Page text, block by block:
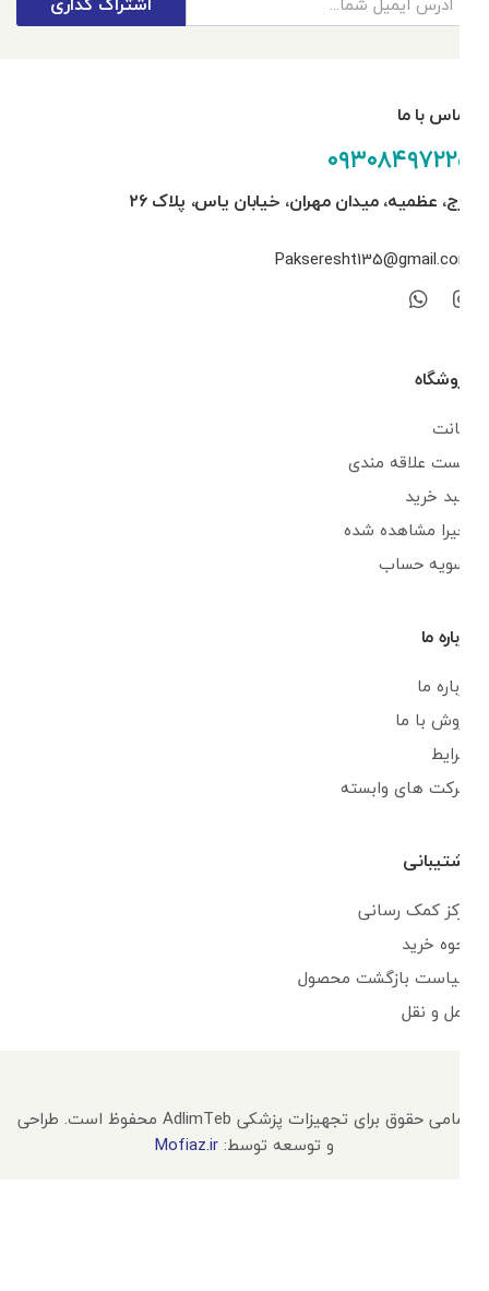
تماس با ما
۰۹۳۰۸۴۹۷۲۲۵
کرج، عظمیه، میدان مهران، خیابان یاس، پلاک ۲۶
Pakseresht135@gmail.com
فروشگاه
اکانت
لیست علاقه مندی
سبد خرید
اخیرا مشاهده شده
تسویه حساب
درباره ما
درباره ما
فروش با ما
شرایط
شرکت های وابسته
پشتیبانی
مرکز کمک رسانی
نحوه خرید
سیاست بازگشت محصول
حمل و نقل
تمامی حقوق برای تجهیزات پزشکی AdlimTeb محفوظ است. طراحی
و توسعه توسط:Mofiaz.ir